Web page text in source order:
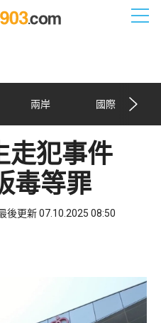
兩岸 國際
走犯事件
毒等罪
後更新 07.10.2025 08:50